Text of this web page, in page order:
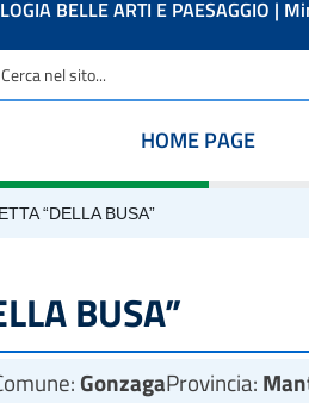
BELLE ARTI E PAESAGGIO |
HOME PAGE
“DELLA BUSA”
BUSA”
GonzagaProvincia: